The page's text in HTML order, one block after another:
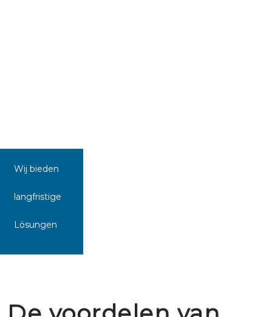
Wij bieden
langfristige
Lösungen